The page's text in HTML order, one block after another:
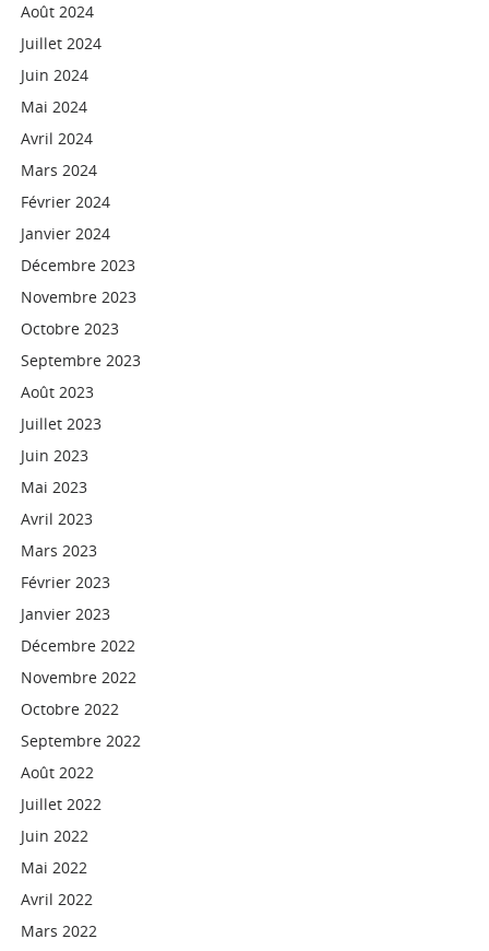
Août 2024
Juillet 2024
Juin 2024
Mai 2024
Avril 2024
Mars 2024
Février 2024
Janvier 2024
Décembre 2023
Novembre 2023
Octobre 2023
Septembre 2023
Août 2023
Juillet 2023
Juin 2023
Mai 2023
Avril 2023
Mars 2023
Février 2023
Janvier 2023
Décembre 2022
Novembre 2022
Octobre 2022
Septembre 2022
Août 2022
Juillet 2022
Juin 2022
Mai 2022
Avril 2022
Mars 2022